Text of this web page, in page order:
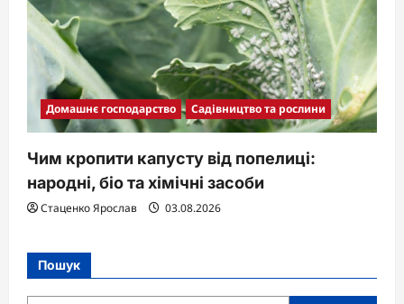
Домашнє господарство Садівництво та рослини
Чим кропити капусту від попелиці:
народні, біо та хімічні засоби
Стаценко Ярослав 03.08.2026
Пошук